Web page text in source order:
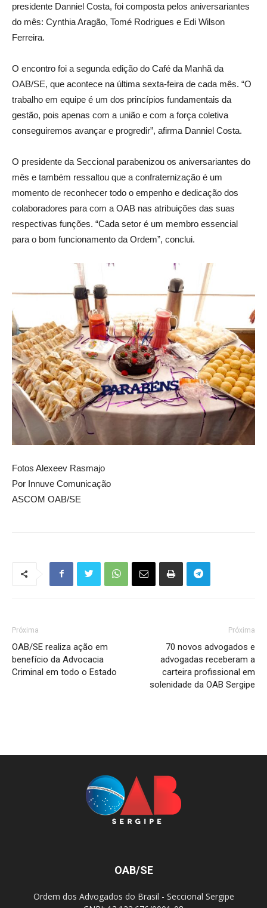
presidente Danniel Costa, foi composta pelos aniversariantes
do mês: Cynthia Aragão, Tomé Rodrigues e Edi Wilson
Ferreira.
O encontro foi a segunda edição do Café da Manhã da
OAB/SE, que acontece na última sexta-feira de cada mês. “O
trabalho em equipe é um dos princípios fundamentais da
gestão, pois apenas com a união e com a força coletiva
conseguiremos avançar e progredir”, afirma Danniel Costa.
O presidente da Seccional parabenizou os aniversariantes do
mês e também ressaltou que a confraternização é um
momento de reconhecer todo o empenho e dedicação dos
colaboradores para com a OAB nas atribuições das suas
respectivas funções. “Cada setor é um membro essencial
para o bom funcionamento da Ordem”, conclui.
Fotos Alexeev Rasmajo
Por Innuve Comunicação
ASCOM OAB/SE
Próxima
OAB/SE realiza ação em
benefício da Advocacia
Criminal em todo o Estado
Próxima
70 novos advogados e
advogadas receberam a
carteira profissional em
solenidade da OAB Sergipe
OAB/SE
Ordem dos Advogados do Brasil - Seccional Sergipe